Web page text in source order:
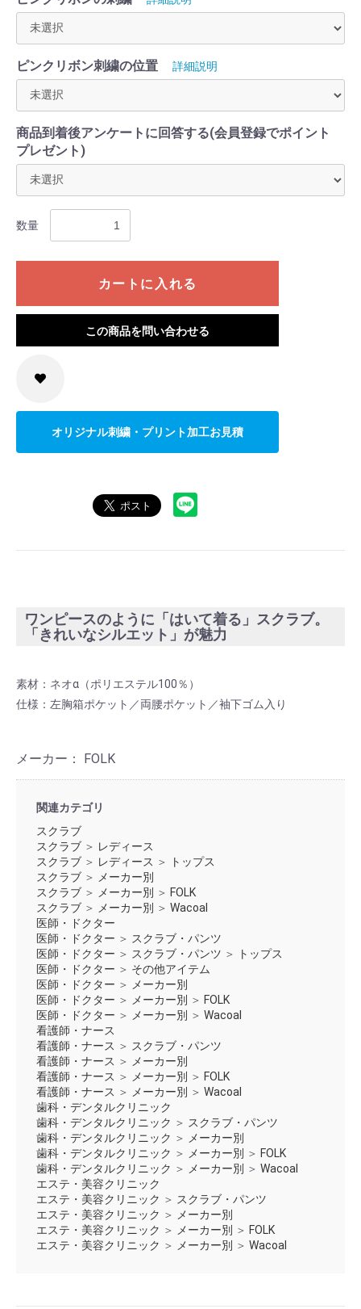
ピンクリボン刺繍の位置 詳細説明
商品到着後アンケートに回答する(会員登録でポイント
プレゼント)
数量
カートに入れる
この商品を問い合わせる
オリジナル刺繍・プリント加工お見積
ワンピースのように「はいて着る」スクラブ。
「きれいなシルエット」が魅力
素材：ネオα（ポリエステル100％）
仕様：左胸箱ポケット／両腰ポケット／袖下ゴム入り
メーカー： FOLK
関連カテゴリ
スクラブ
スクラブ ＞ レディース
スクラブ ＞ レディース ＞
トップス
スクラブ ＞
メーカー別
スクラブ ＞ メーカー別 ＞ FOLK
スクラブ ＞ メーカー別 ＞ Wacoal
医師・ドクター
医師・ドクター ＞ スクラブ・パンツ
医師・ドクター ＞ スクラブ・パンツ ＞
トップス
医師・ドクター ＞ その他アイテム
医師・ドクター ＞
メーカー別
医師・ドクター ＞ メーカー別 ＞ FOLK
医師・ドクター ＞ メーカー別 ＞ Wacoal
看護師・ナース
看護師・ナース ＞ スクラブ・パンツ
看護師・ナース ＞
メーカー別
看護師・ナース ＞ メーカー別 ＞ FOLK
看護師・ナース ＞ メーカー別 ＞ Wacoal
歯科・デンタルクリニック
歯科・デンタルクリニック ＞ スクラブ・パンツ
歯科・デンタルクリニック ＞
メーカー別
歯科・デンタルクリニック ＞ メーカー別 ＞ FOLK
歯科・デンタルクリニック ＞ メーカー別 ＞ Wacoal
エステ・美容クリニック
エステ・美容クリニック ＞ スクラブ・パンツ
エステ・美容クリニック ＞
メーカー別
エステ・美容クリニック ＞ メーカー別 ＞ FOLK
エステ・美容クリニック ＞ メーカー別 ＞ Wacoal